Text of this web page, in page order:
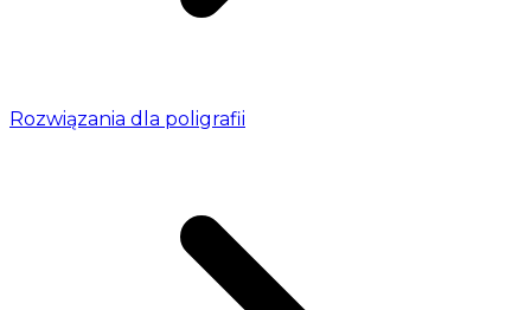
Rozwiązania dla poligrafii